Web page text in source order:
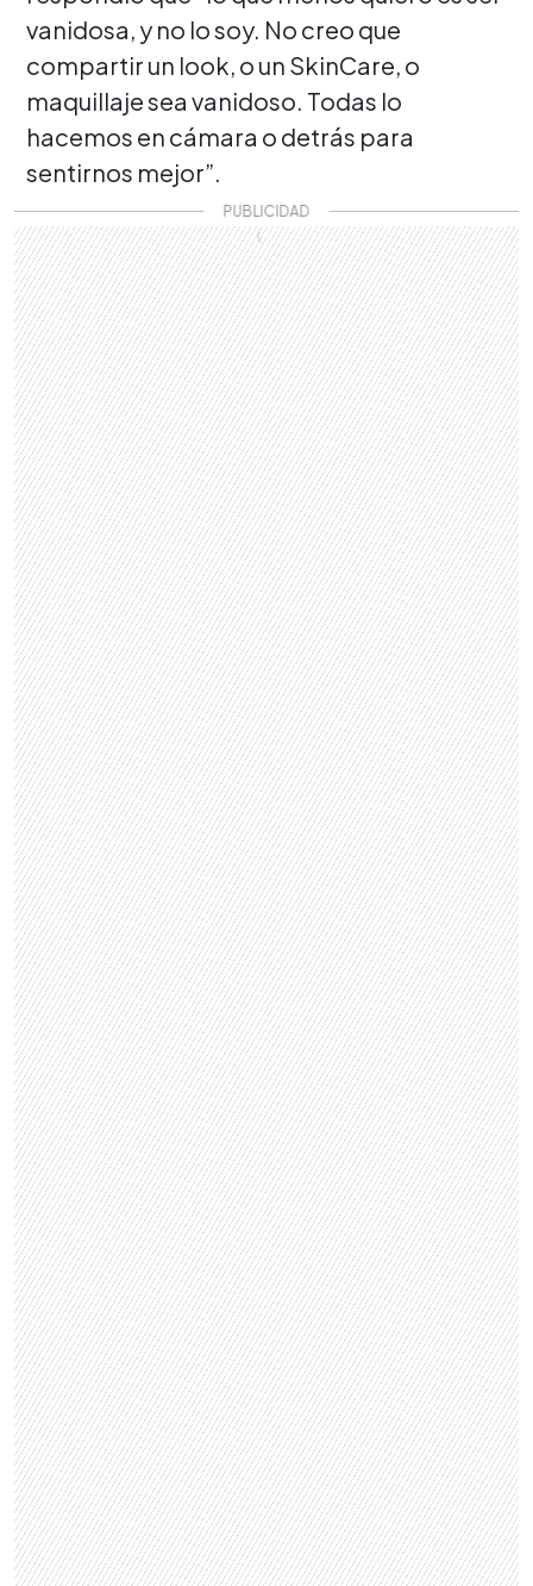
vanidosa, y no lo soy. No creo que
compartir un look, o un SkinCare, o
maquillaje sea vanidoso. Todas lo
hacemos en cámara o detrás para
sentirnos mejor”.